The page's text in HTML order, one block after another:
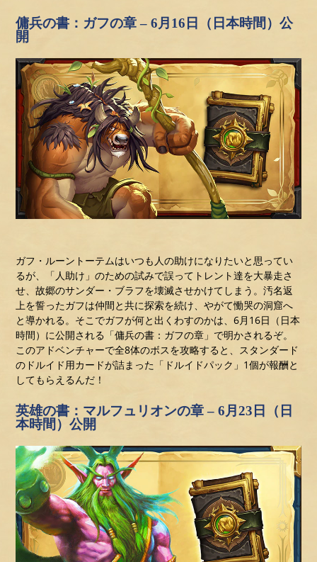
傭兵の書：ガフの章 – 6月16日（日本時間）公
開
ガフ・ルーントーテムはいつも人の助けになりたいと思ってい
るが、「人助け」のための試みで誤ってトレント達を大暴走さ
せ、故郷のサンダー・ブラフを壊滅させかけてしまう。汚名返
上を誓ったガフは仲間と共に探索を続け、やがて慟哭の洞窟へ
と導かれる。そこでガフが何と出くわすのかは、6月16日（日本
時間）に公開される「傭兵の書：ガフの章」で明かされるぞ。
このアドベンチャーで全8体のボスを攻略すると、スタンダード
のドルイド用カードが詰まった「ドルイドパック」1個が報酬と
してもらえるんだ！
英雄の書：マルフュリオンの章 – 6月23日（日
本時間）公開